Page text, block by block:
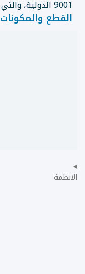
9001 الدولية، والتي تلبي المواصفات والمعايير العالمية.
القطع والمكونات
الانظمة